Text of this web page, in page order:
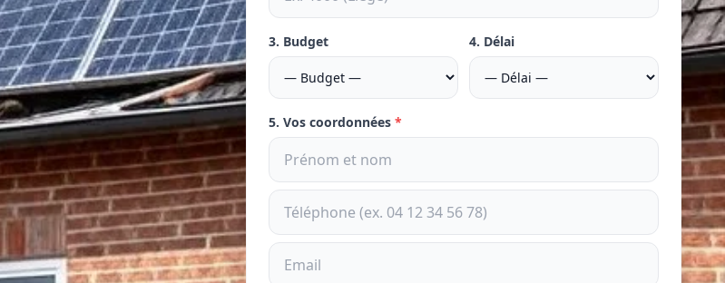
3. Budget 4. Délai
5. Vos coordonnées *